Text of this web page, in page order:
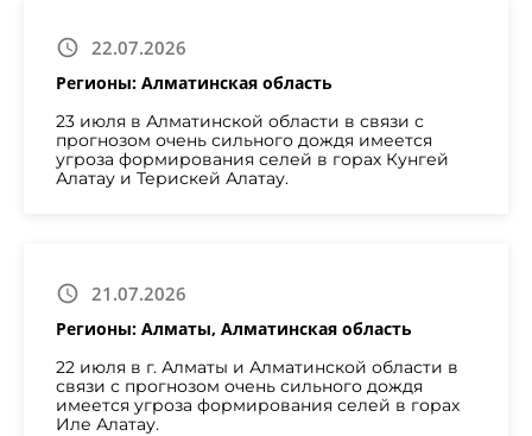
22.07.2026
Регионы: Алматинская область
23 июля в Алматинской области в связи с
прогнозом очень сильного дождя имеется
угроза формирования селей в горах Кунгей
Алатау и Терискей Алатау.
21.07.2026
Регионы: Алматы, Алматинская область
22 июля в г. Алматы и Алматинской области в
связи с прогнозом очень сильного дождя
имеется угроза формирования селей в горах
Иле Алатау.